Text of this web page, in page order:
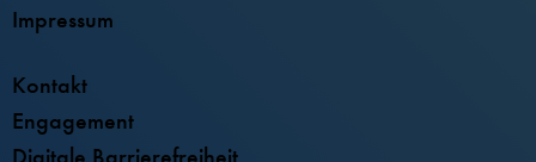
Impressum
Kontakt
Engagement